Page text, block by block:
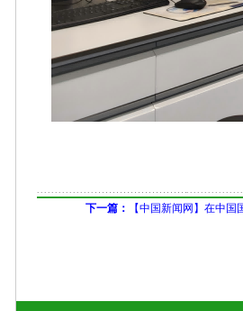
下一篇： 【中国新闻网】在中